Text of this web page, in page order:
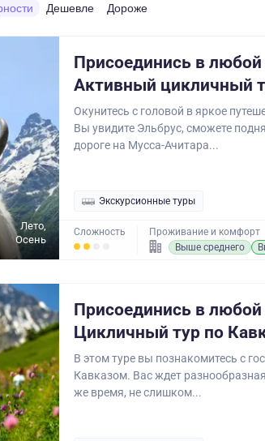
Дешевле Дороже
Лето,
Осень
Присоединись в
Активный цикличный
Окунитесь с головой в яркое
Вы увидите Эльбрус, сможете
дороге на Мусса-Ачитара...
Экскурсионные туры
Сложность
Проживание и комфорт
Выше среднего
Присоединись в
Цикличный тур по
В этом туре вы познакомитесь с
Кавказом. Вас ждет
же время, не слишком...